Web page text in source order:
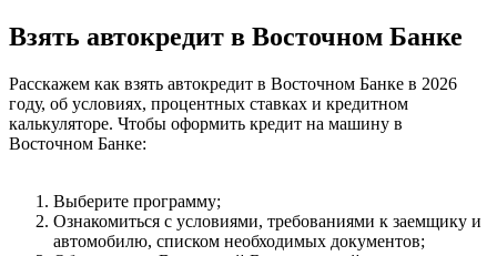
Взять автокредит в Восточном Банке
Расскажем как взять автокредит в Восточном Банке в 2026
году, об условиях, процентных ставках и кредитном
калькуляторе. Чтобы оформить кредит на машину в
Восточном Банке:
Выберите программу;
Ознакомиться с условиями, требованиями к заемщику и
автомобилю, списком необходимых документов;